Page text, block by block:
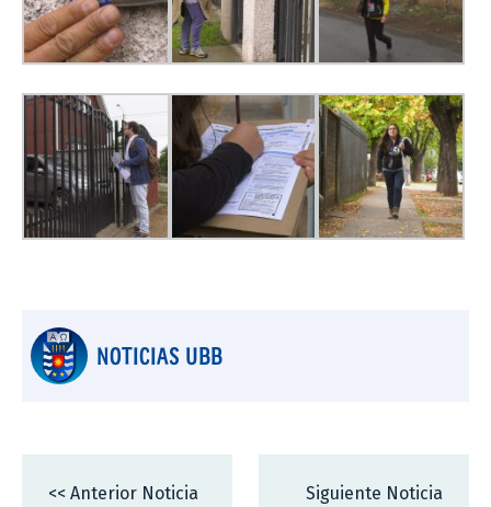
NOTICIAS UBB
<< Anterior Noticia
Siguiente Noticia